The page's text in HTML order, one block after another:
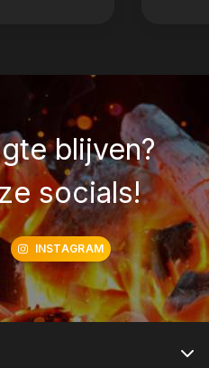
blijven?
socials!
INSTAGRAM